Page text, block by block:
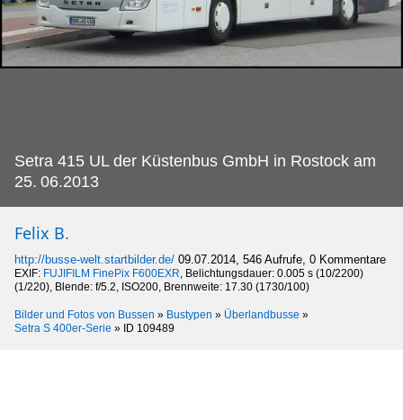
Setra 415 UL der Küstenbus GmbH in Rostock am
25. 06.2013
Felix B.
http://busse-welt.startbilder.de/ 09.07.2014, 546 Aufrufe, 0 Kommentare
EXIF: FUJIFILM FinePix F600EXR, Belichtungsdauer: 0.005 s (10/2200)
(1/220), Blende: f/5.2, ISO200, Brennweite: 17.30 (1730/100)
Bilder und Fotos von Bussen » Bustypen » Überlandbusse »
Setra S 400er-Serie » ID 109489